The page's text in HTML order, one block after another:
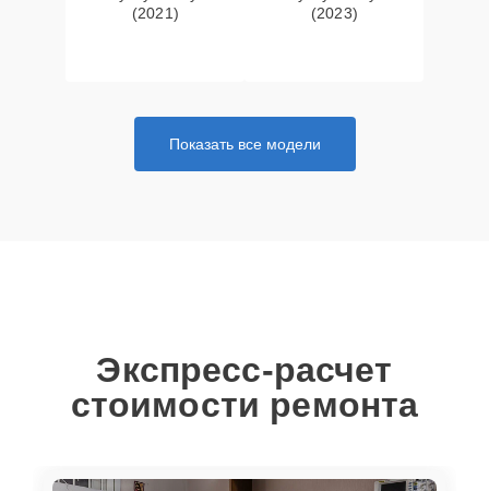
(2021)
(2023)
Показать все модели
Экспресс-расчет
стоимости ремонта